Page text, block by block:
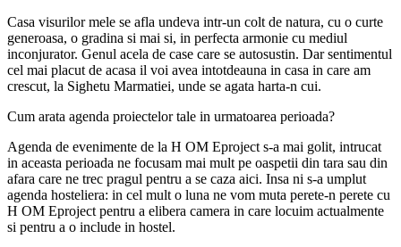
Casa visurilor mele se afla undeva intr-un colt de natura, cu o curte
generoasa, o gradina si mai si, in perfecta armonie cu mediul
inconjurator. Genul acela de case care se autosustin. Dar sentimentul
cel mai placut de acasa il voi avea intotdeauna in casa in care am
crescut, la Sighetu Marmatiei, unde se agata harta-n cui.
Cum arata agenda proiectelor tale in urmatoarea perioada?
Agenda de evenimente de la H OM Eproject s-a mai golit, intrucat
in aceasta perioada ne focusam mai mult pe oaspetii din tara sau din
afara care ne trec pragul pentru a se caza aici. Insa ni s-a umplut
agenda hosteliera: in cel mult o luna ne vom muta perete-n perete cu
H OM Eproject pentru a elibera camera in care locuim actualmente
si pentru a o include in hostel.